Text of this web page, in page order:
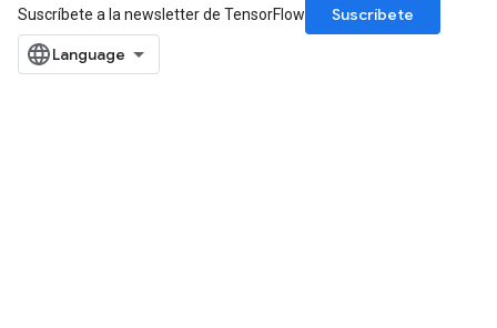
Suscríbete a la newsletter de TensorFlow
Suscríbete